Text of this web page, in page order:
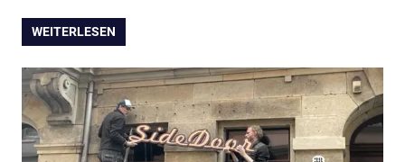
WEITERLESEN